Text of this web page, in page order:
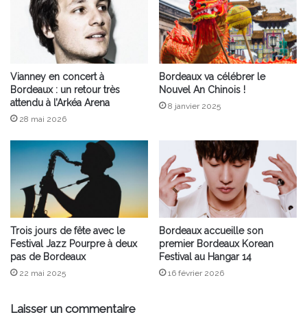
Vianney en concert à
Bordeaux : un retour très
attendu à l’Arkéa Arena
28 mai 2026
Bordeaux va célébrer le
Nouvel An Chinois !
8 janvier 2025
Trois jours de fête avec le
Festival Jazz Pourpre à deux
pas de Bordeaux
22 mai 2025
Bordeaux accueille son
premier Bordeaux Korean
Festival au Hangar 14
16 février 2026
Laisser un commentaire